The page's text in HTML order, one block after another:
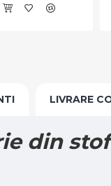
LIVRARE
din